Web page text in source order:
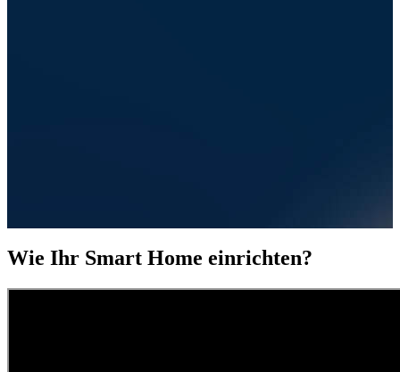
Wie Ihr Smart Home einrichten?